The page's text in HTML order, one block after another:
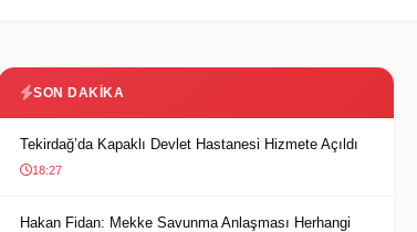
SON DAKIKA
Tekirdağ’da Kapaklı Devlet Hastanesi Hizmete Açıldı
18:27
Hakan Fidan: Mekke Savunma Anlaşması Herhangi